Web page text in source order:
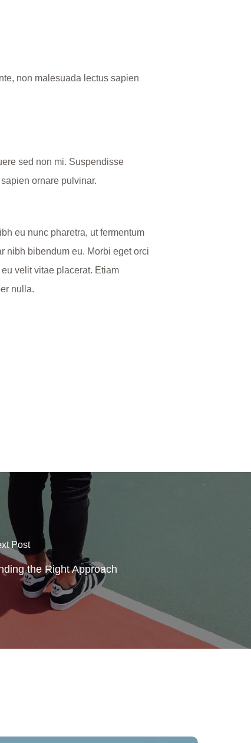
non malesuada lectus sapien
sed non mi. Suspendisse
ornare pulvinar.
eu nunc pharetra, ut fermentum
nibh bibendum eu. Morbi eget orci
velit vitae placerat. Etiam
nulla.
Post
the Right Approach